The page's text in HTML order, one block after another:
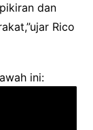
dan
Rico
ini: